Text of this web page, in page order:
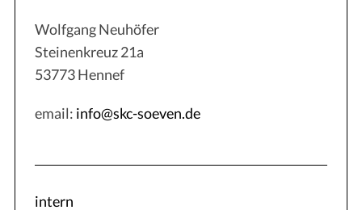
Wolfgang Neuhöfer
Steinenkreuz 21a
53773 Hennef
email: info@skc-soeven.de
intern